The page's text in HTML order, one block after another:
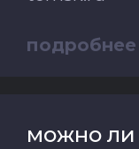
подробнее
можно ли